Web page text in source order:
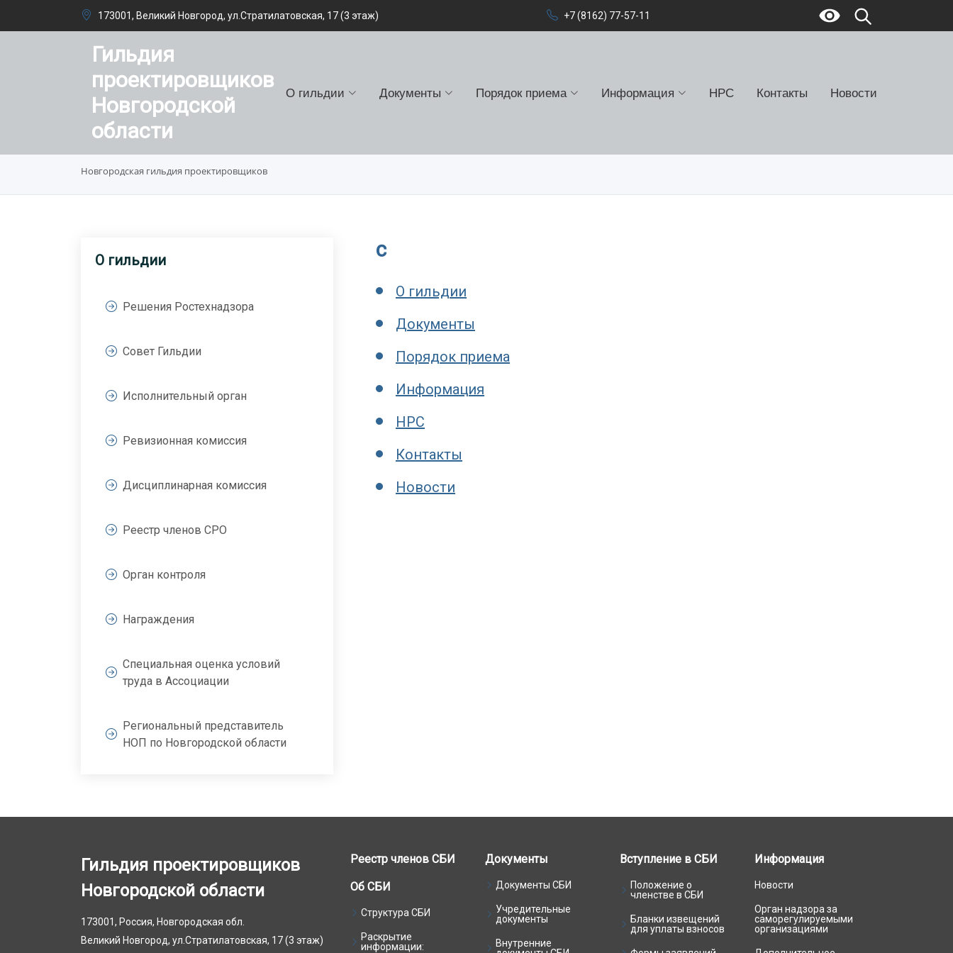
173001, Великий Новгород, ул.Стратилатовская, 17 (3 этаж) +7 (8162) 77-57-11
Гильдия
проектировщиков
Новгородской
области
О гильдии Документы Порядок приема Информация НРС Контакты Новости
Новгородская гильдия проектировщиков
О гильдии
Решения Ростехнадзора
Совет Гильдии
Исполнительный орган
Ревизионная комиссия
Дисциплинарная комиссия
Реестр членов СРО
Орган контроля
Награждения
Специальная оценка условий
труда в Ассоциации
Региональный представитель
НОП по Новгородской области
c
О гильдии
Документы
Порядок приема
Информация
НРС
Контакты
Новости
Гильдия проектировщиков
Новгородской области
173001, Россия, Новгородская обл.
Великий Новгород, ул.Стратилатовская, 17 (3 этаж)
Реестр членов СБИ
Об СБИ
Структура СБИ
Раскрытие
информации:
Документы
Документы СБИ
Учредительные
документы
Внутренние
Вступление в СБИ
Положение о
членстве в СБИ
Бланки извещений
для уплаты взносов
Информация
Новости
Орган надзора за
саморегулируемыми
организациями